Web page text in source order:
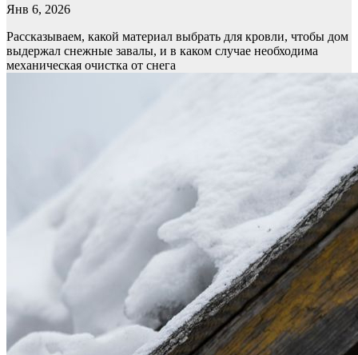
Янв 6, 2026
Рассказываем, какой материал выбрать для кровли, чтобы дом
выдержал снежные завалы, и в каком случае необходима
механическая очистка от снега